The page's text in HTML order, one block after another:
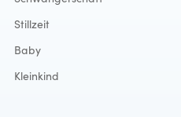
Stillzeit
Baby
Kleinkind